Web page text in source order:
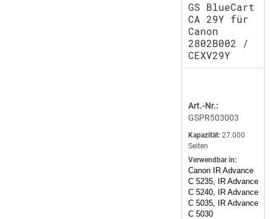
GS BlueCart
CA 29Y für
Canon
2802B002 /
CEXV29Y
Art.-Nr.:
GSPR503003
Kapazität: 27.000
Seiten
Verwendbar in:
Canon IR Advance
C 5235, IR Advance
C 5240, IR Advance
C 5035, IR Advance
C 5030